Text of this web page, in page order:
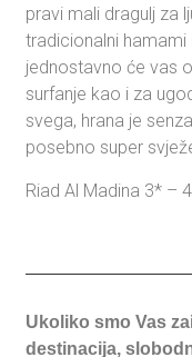
pravi mali dragulj za
tradicionalni
jednostavno će vas
surfanje kao i za
svega, hrana je
posebno super
Riad Al Madina 3* –
Ukoliko smo Vas
destinacija,